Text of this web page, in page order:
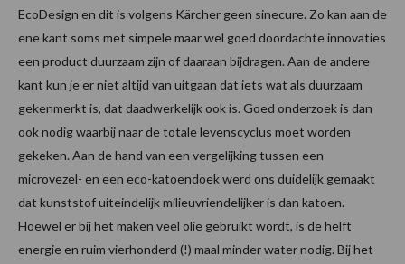
EcoDesign en dit is volgens Kärcher geen sinecure. Zo kan aan de
ene kant soms met simpele maar wel goed doordachte innovaties
een product duurzaam zijn of daaraan bijdragen. Aan de andere
kant kun je er niet altijd van uitgaan dat iets wat als duurzaam
gekenmerkt is, dat daadwerkelijk ook is. Goed onderzoek is dan
ook nodig waarbij naar de totale levenscyclus moet worden
gekeken. Aan de hand van een vergelijking tussen een
microvezel- en een eco-katoendoek werd ons duidelijk gemaakt
dat kunststof uiteindelijk milieuvriendelijker is dan katoen.
Hoewel er bij het maken veel olie gebruikt wordt, is de helft
energie en ruim vierhonderd (!) maal minder water nodig. Bij het